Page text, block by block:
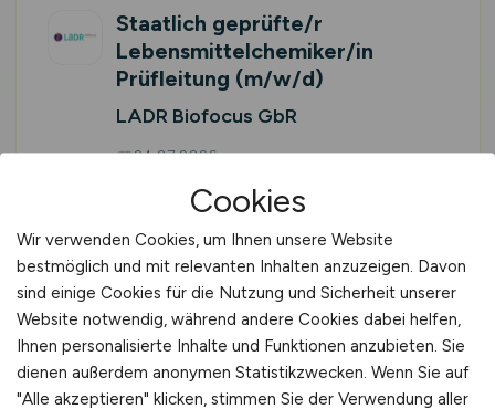
Staatlich geprüfte/r
Lebensmittelchemiker/in
Prüfleitung (m/w/d)
LADR Biofocus GbR
24.07.2026
Recklinghausen
1 2 vor
Cookies
Wir verwenden Cookies, um Ihnen unsere Website
bestmöglich und mit relevanten Inhalten anzuzeigen. Davon
sind einige Cookies für die Nutzung und Sicherheit unserer
Website notwendig, während andere Cookies dabei helfen,
Ihnen personalisierte Inhalte und Funktionen anzubieten. Sie
dienen außerdem anonymen Statistikzwecken. Wenn Sie auf
"Alle akzeptieren" klicken, stimmen Sie der Verwendung aller